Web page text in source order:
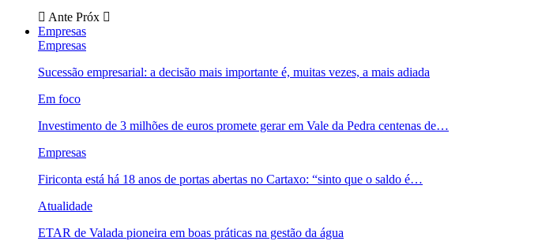
Ante Próx
Empresas
Empresas
Sucessão empresarial: a decisão mais importante é, muitas vezes, a mais adiada
Em foco
Investimento de 3 milhões de euros promete gerar em Vale da Pedra centenas de…
Empresas
Firiconta está há 18 anos de portas abertas no Cartaxo: “sinto que o saldo é…
Atualidade
ETAR de Valada pioneira em boas práticas na gestão da água